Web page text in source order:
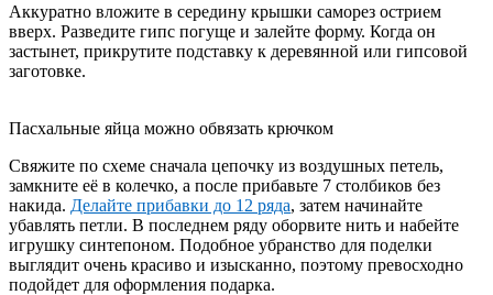
Аккуратно вложите в середину крышки саморез острием
вверх. Разведите гипс погуще и залейте форму. Когда он
застынет, прикрутите подставку к деревянной или гипсовой
заготовке.
Пасхальные яйца можно обвязать крючком
Свяжите по схеме сначала цепочку из воздушных петель,
замкните её в колечко, а после прибавьте 7 столбиков без
накида. Делайте прибавки до 12 ряда, затем начинайте
убавлять петли. В последнем ряду оборвите нить и набейте
игрушку синтепоном. Подобное убранство для поделки
выглядит очень красиво и изысканно, поэтому превосходно
подойдет для оформления подарка.